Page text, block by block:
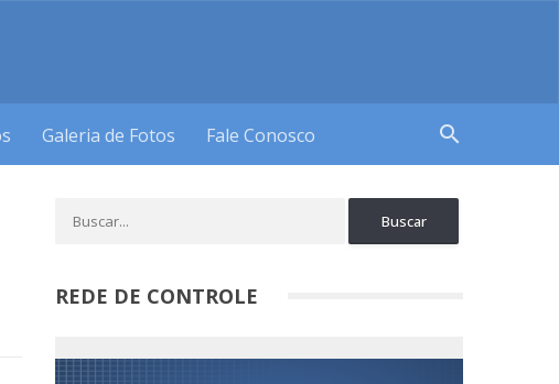
Galeria de Fotos Fale Conosco search
REDE DE CONTROLE